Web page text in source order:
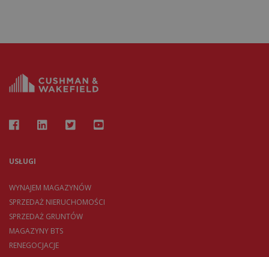
USŁUGI
WYNAJEM MAGAZYNÓW
SPRZEDAŻ NIERUCHOMOŚCI
SPRZEDAŻ GRUNTÓW
MAGAZYNY BTS
RENEGOCJACJE